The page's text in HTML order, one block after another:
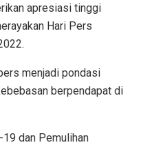
apresiasi tinggi
Hari Pers
menjadi pondasi
berpendapat di
dan Pemulihan